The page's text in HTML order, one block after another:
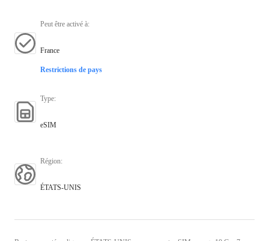
Peut être activé à:
France
Restrictions de pays
Type:
eSIM
Région:
ÉTATS-UNIS